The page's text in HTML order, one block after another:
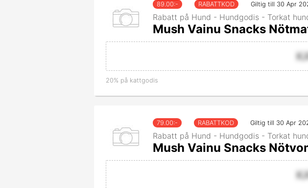
89.00:- RABATTKOD Giltig till 30 Apr
Rabatt på Hund - Hundgodis - Torkat
Mush Vainu Snacks
20% på kattgodis
79.00:- RABATTKOD Giltig till 30 Apr
Rabatt på Hund - Hundgodis - Torkat
Mush Vainu Snacks